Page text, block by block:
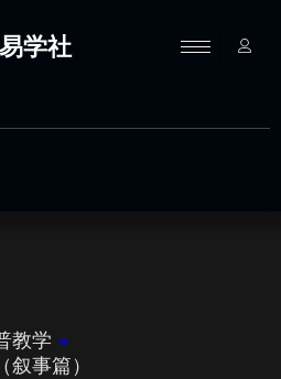
学社
教学 »
事篇）